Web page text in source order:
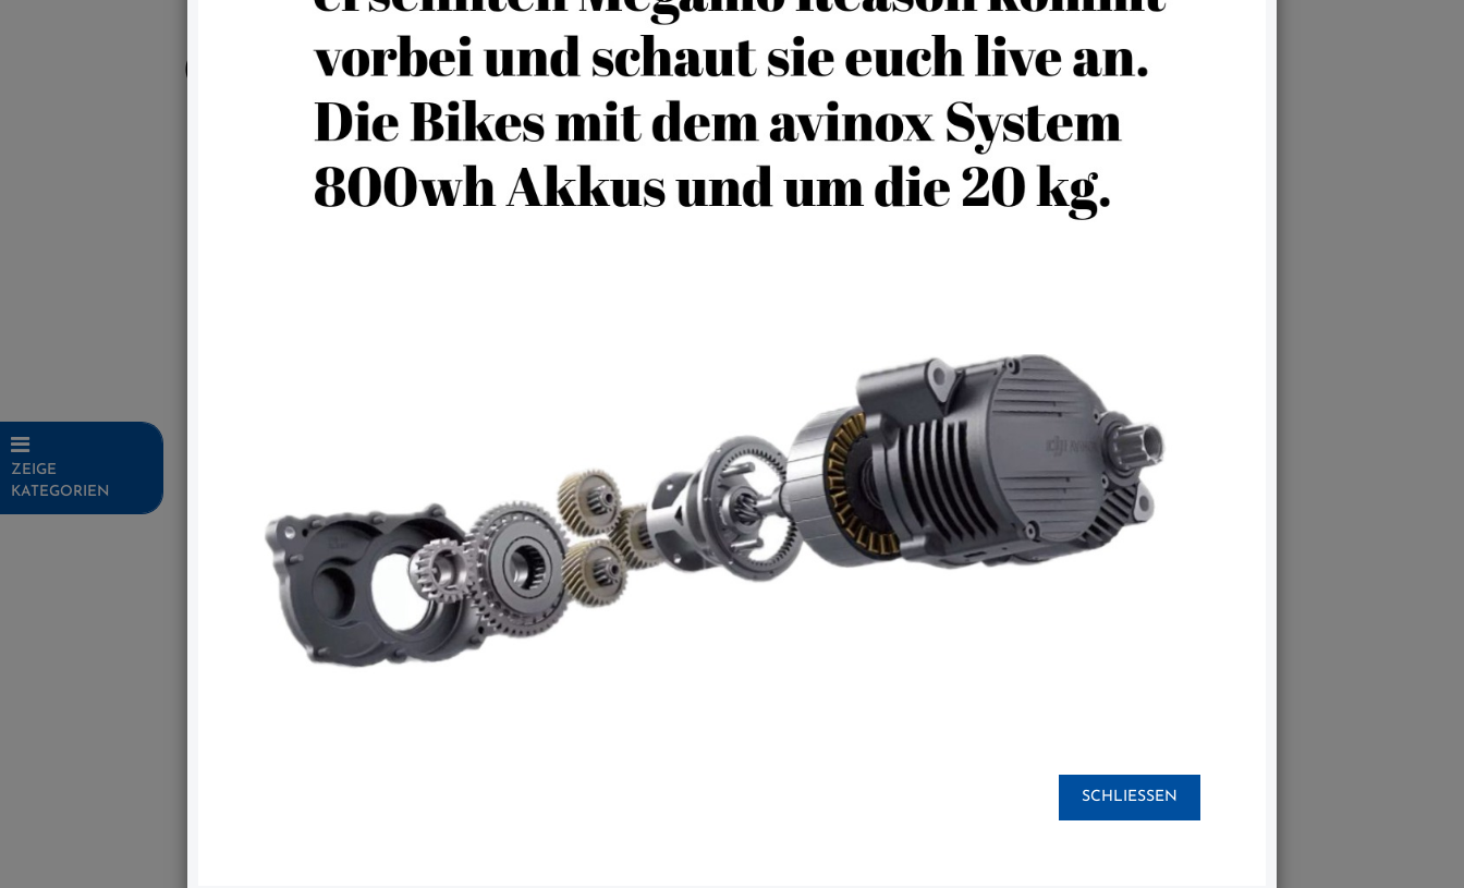
SCHLIESSEN
ZEIGE
KATEGORIEN
Offenbach
Persönlicher Service und ein gutes Verhältnis zu unseren Kunden
sind uns dabei besonders wichtig.
News